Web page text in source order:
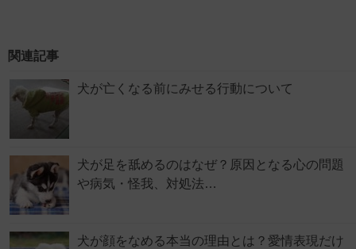
関連記事
犬が亡くなる前にみせる行動について
犬が足を舐めるのはなぜ？原因となる心の問題
や病気・怪我、対処法…
犬が顔をなめる本当の理由とは？愛情表現だけ